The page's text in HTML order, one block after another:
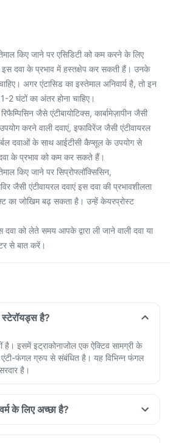
किए जाने पर एसिडिटी को कम करने के लिए
इस दवा के प्रभाव में हस्तक्षेप कर सकती हैं। उनके
अगर एंटासिड का इस्तेमाल अनिवार्य है, तो इन
2 घंटों का अंतर होना चाहिए।
जैसे एंटीबायोटिक्स, कार्बामेज़ापीन जैसी
करने वाली दवाएं, इफाविरेंज जैसी एंटीवायरल
दवाओं के साथ आईटीसी कैप्सूल के उपयोग से
के प्रभाव को कम कर सकते हैं।
किए जाने पर सिप्रोफ्लॉक्सिसिन,
जैसी एंटीवायरल दवाएं इस दवा की प्रभावशीलता
का जोखिम बढ़ सकता है। उन्हें केयरप्रोस्ट
को लेते समय आपके द्वारा ली जाने वाली दवा या
से बात करें।
है?
है। इसमें इट्राकोनाजोल एक ऐक्टिव सामग्री के
फंगल ग्रुप से संबंधित है। यह विभिन्न फंगल
है।
के लिए अच्छा है?